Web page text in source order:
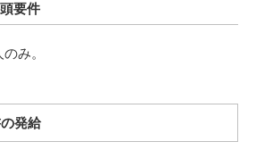
要件
み。
発給